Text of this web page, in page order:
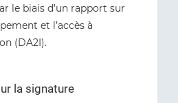
le biais d’un rapport sur
et l’accès à
(DA2I).
la signature